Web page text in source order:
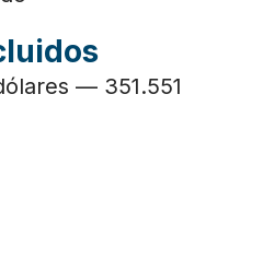
— 351.551